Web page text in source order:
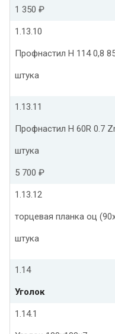
1 350 ₽
1.13.10
Профнастил Н 114 0,8
штука
1.13.11
Профнастил Н 60R 0.7
штука
5 700 ₽
1.13.12
торцевая планка оц
штука
1.14
Уголок
1.14.1